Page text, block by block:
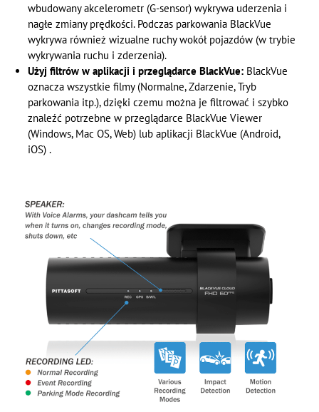
wbudowany akcelerometr (G-sensor) wykrywa uderzenia i
nagłe zmiany prędkości. Podczas parkowania BlackVue
wykrywa również wizualne ruchy wokół pojazdów (w trybie
wykrywania ruchu i zderzenia).
Użyj filtrów w aplikacji i przeglądarce BlackVue: BlackVue
oznacza wszystkie filmy (Normalne, Zdarzenie, Tryb
parkowania itp.), dzięki czemu można je filtrować i szybko
znaleźć potrzebne w przeglądarce BlackVue Viewer
(Windows, Mac OS, Web) lub aplikacji BlackVue (Android,
iOS) .